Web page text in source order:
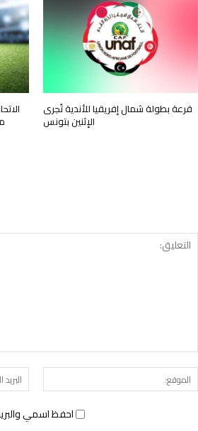
قرعة بطولة شمال إفريقيا للأندية تُجرى
الإثنين بتونس
الموقع:
احفظ اسمي